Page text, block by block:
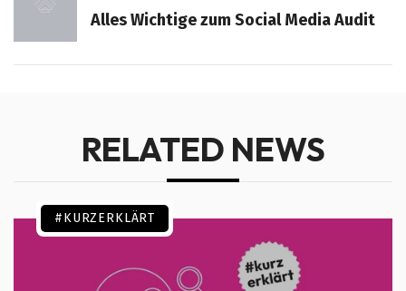
Alles Wichtige zum Social Media Audit
RELATED NEWS
#KURZERKLÄRT